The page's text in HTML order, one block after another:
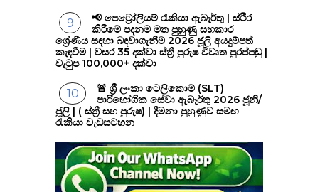
📢 පෙට්‍රෝලියම් රැකියා ඇබෑර්තු | ස්ථිර
කිරීමේ පදනම මත පුහුණු සහකාර
ශ්‍රේණීය සඳහා බඳවාගැනීම 2026 ජූලි අයදුම්පත්
කැඳවීම | වසර 35 දක්වා ස්ත්‍රී පුරුෂ විවෘත පුරප්පඩු |
වැටුප 100,000+ දක්වා
🚨 ශ්‍රී ලංකා ටෙලිකොම් (SLT)
පාරිභෝගික සේවා ඇබෑර්තු 2026 ජූනි/
ජූලි | ( ස්ත්‍රී සහ පුරුෂ) | දීමනා පුහුණුව සමඟ
රැකියා වැඩසටහන